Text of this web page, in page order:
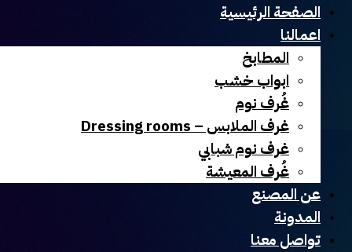
الصفحة الرئيسية
اعمالنا
المطابخ
ابواب خشب
غُرف نوم
غرف الملابس – Dressing rooms
غرف نوم شبابي
غُرف المعيشة
عن المصنع
المدونة
تواصل معنا